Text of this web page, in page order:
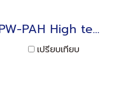
PW-PAH High temperature Pressure Transducer 2 to 50MPa
เปรียบเทียบ